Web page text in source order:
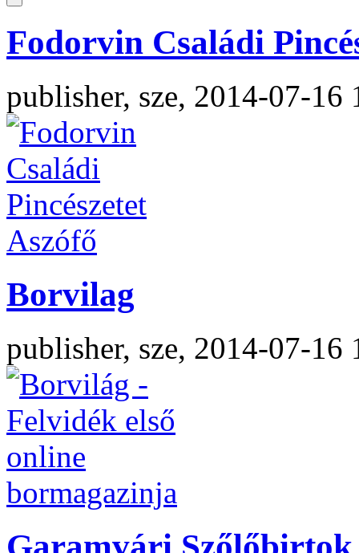
Fodorvin Családi
publisher, sze, 2014-07-16
Borvilag
publisher, sze, 2014-07-16